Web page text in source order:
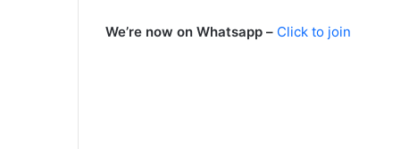
We’re now on Whatsapp – Click to join